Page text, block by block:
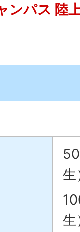
ンパス 陸
生
生